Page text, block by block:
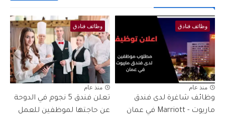
وظائف فنادق
منذ عام
وظائف شاغرة لدى فندق
ماريوت - Marriott في عمان
وظائف فنادق
منذ عام
تعلن فندق 5 نجوم في الدوحة
عن حاجتها لموظفين للعمل